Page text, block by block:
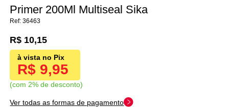
Primer 200Ml Multiseal Sika
36463
R$ 9,95
com 2% de desconto
R$ 10,15
Ver todas as formas de pagamento